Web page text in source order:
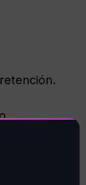
una